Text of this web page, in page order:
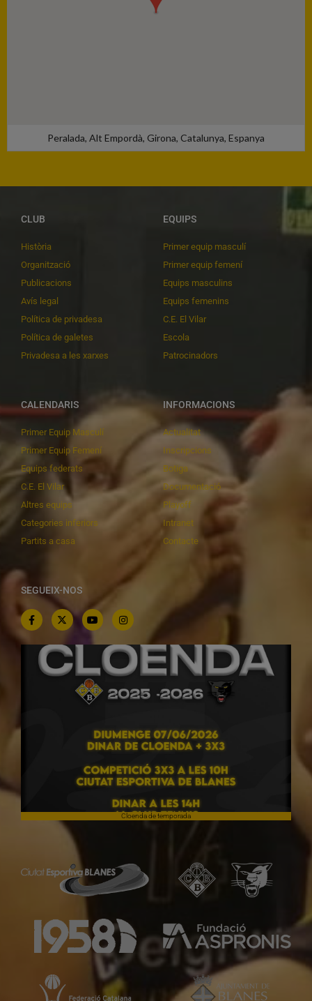
Peralada, Alt Empordà, Girona, Catalunya, Espanya
CLUB
Història
Organització
Publicacions
Avís legal
Política de privadesa
Política de galetes
Privadesa a les xarxes
EQUIPS
Primer equip masculí
Primer equip femení
Equips masculins
Equips femenins
C.E. El Vilar
Escola
Patrocinadors
CALENDARIS
Primer Equip Masculí
Primer Equip Femení
Equips federats
C.E. El Vilar
Altres equips
Categories inferiors
Partits a casa
INFORMACIONS
Actualitat
Inscripcions
Botiga
Documentació
Playoff
Intranet
Contacte
SEGUEIX-NOS
Cloenda de temporada